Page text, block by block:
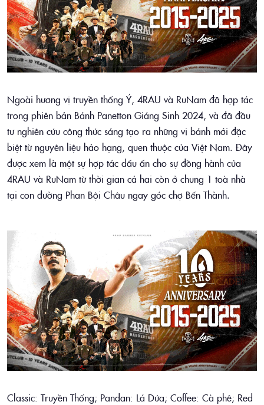
Ngoài hương vị truyền thống Ý, 4RAU và RuNam đã hợp tác
trong phiên bản Bánh Panetton Giáng Sinh 2024, và đã đầu
tư nghiên cứu công thức sáng tạo ra những vị bánh mới đặc
biệt từ nguyên liệu hảo hạng, quen thuộc của Việt Nam. Đây
được xem là một sự hợp tác dấu ấn cho sự đồng hành của
4RAU và RuNam từ thời gian cả hai còn ở chung 1 toà nhà
tại con đường Phan Bội Châu ngay góc chợ Bến Thành.
Classic: Truyền Thống; Pandan: Lá Dứa; Coffee: Cà phê; Red